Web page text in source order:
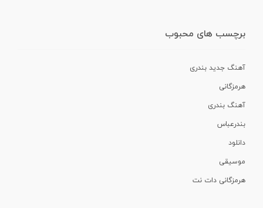
برچسب های محبوب
آهنگ جدید بندری
هرمزگانی
آهنگ بندری
بندرعباس
دانلود
موسیقی
هرمزگانی دات نت